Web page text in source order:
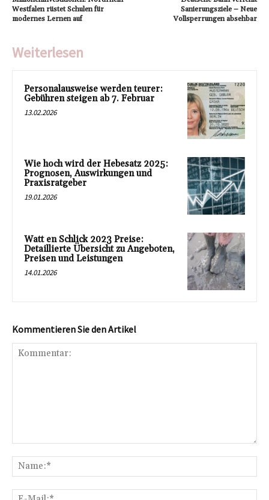
Westfalen rüstet Schulen für
modernes Lernen auf
Sanierungsziele – Neue
Vollsperrungen absehbar
Weiterlesen
Personalausweise werden teurer:
Gebühren steigen ab 7. Februar
13.02.2026
Wie hoch wird der Hebesatz 2025:
Prognosen, Auswirkungen und
Praxisratgeber
19.01.2026
Watt en Schlick 2023 Preise:
Detaillierte Übersicht zu Angeboten,
Preisen und Leistungen
14.01.2026
Kommentieren Sie den Artikel